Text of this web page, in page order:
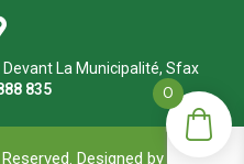
La Municipalité, Sfax
835
Designed by
0